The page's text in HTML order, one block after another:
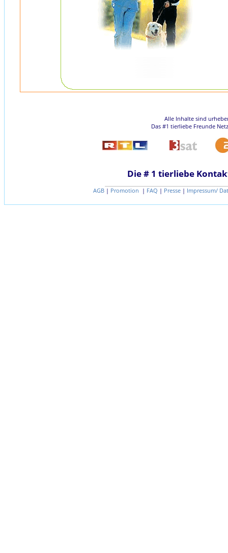
Alle Inhalte sind
Das #1 tierliebe Freunde
Die # 1 tierliebe
AGB | Promotion | FAQ | Presse | Impressum/